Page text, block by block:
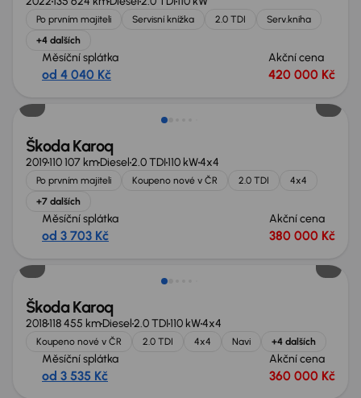
Po prvním majiteli Servisní knížka 2.0 TDI
Serv.kniha
+4 dalších
Měsíční splátka
od 4 040 Kč
Akční cena
420 000 Kč
Možnost odpočtu DPH
Škoda Karoq
2019110 107 kmDiesel2.0 TDI110 kW4x4
Po prvním majiteli Koupeno nové v ČR 2.0 TDI
4x4
+7 dalších
Měsíční splátka
od 3 703 Kč
Akční cena
380 000 Kč
Zlevněno o 40 000 Kč
Škoda Karoq
2018118 455 kmDiesel2.0 TDI110 kW4x4
Koupeno nové v ČR 2.0 TDI 4x4 Navi +4 dalších
Měsíční splátka
od 3 535 Kč
Akční cena
360 000 Kč